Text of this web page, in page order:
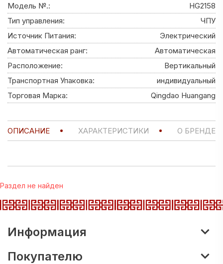
Модель №.:
HG2158
Тип управления:
ЧПУ
Источник Питания:
Электрический
Автоматическая ранг:
Автоматическая
Расположение:
Вертикальный
Транспортная Упаковка:
индивидуальный
Торговая Марка:
Qingdao Huangang
ОПИСАНИЕ ХАРАКТЕРИСТИКИ О БРЕНДЕ
Раздел не найден
Информация
Покупателю